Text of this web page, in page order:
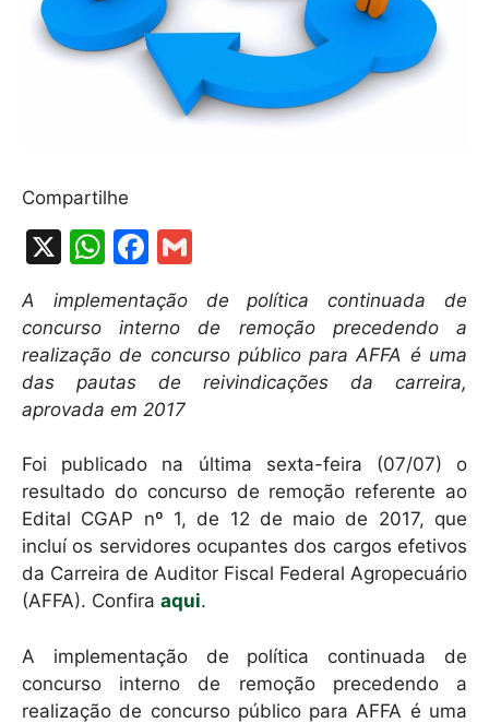
Compartilhe
X
W
at
s
A
p
p
F
c
e
b
o
o
k
m
ai
l
A implementação de política continuada de
concurso interno de remoção precedendo a
realização de concurso público para AFFA é uma
das pautas de reivindicações da carreira,
aprovada em 2017
Foi publicado na última sexta-feira (07/07) o
resultado do concurso de remoção referente ao
Edital CGAP nº 1, de 12 de maio de 2017, que
incluí os servidores ocupantes dos cargos efetivos
da Carreira de Auditor Fiscal Federal Agropecuário
(AFFA). Confira aqui.
A implementação de política continuada de
concurso interno de remoção precedendo a
realização de concurso público para AFFA é uma